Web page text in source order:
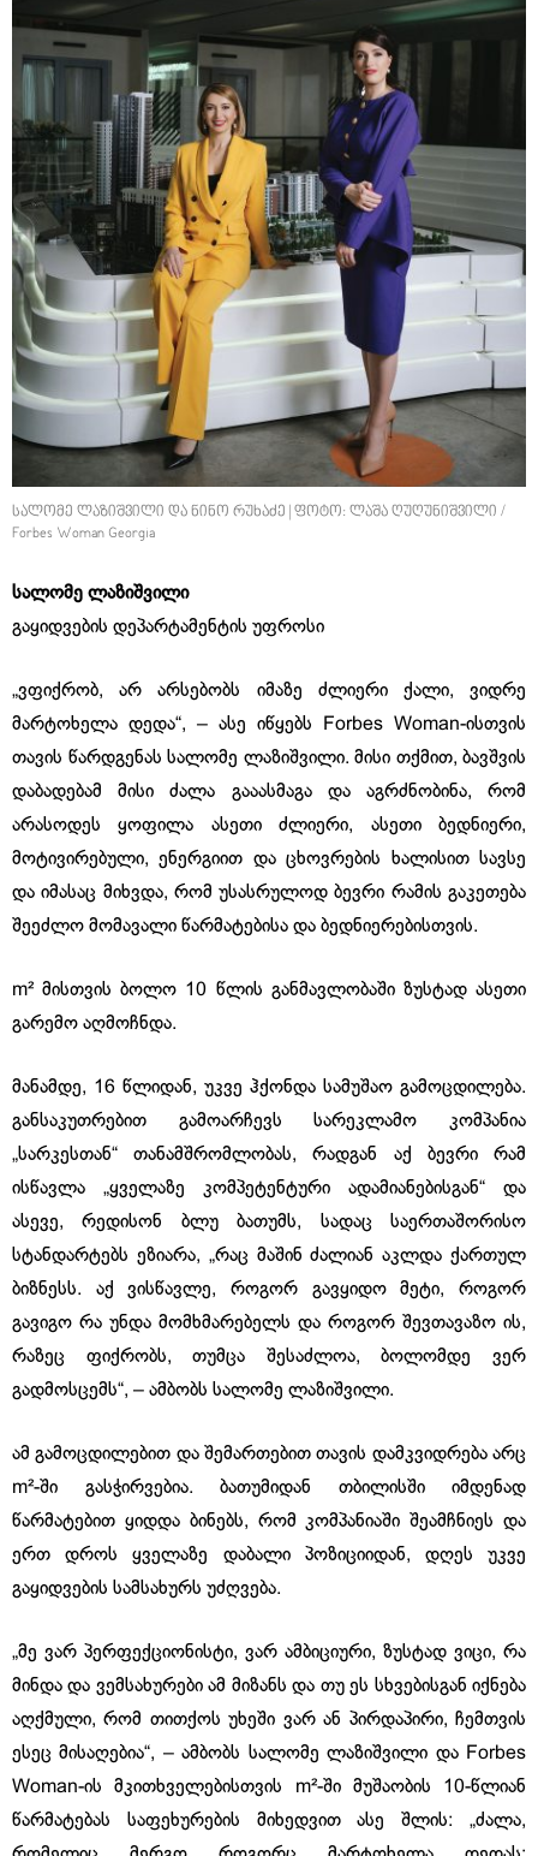
სალომე ლაზიშვილი და ნინო რუხაძე | ფოტო: ლაშა ღუღუნიშვილი /
Forbes Woman Georgia
სალომე ლაზიშვილი
გაყიდვების დეპარტამენტის უფროსი
„ვფიქრობ, არ არსებობს იმაზე ძლიერი ქალი, ვიდრე
მარტოხელა დედა“, – ასე იწყებს Forbes Woman-ისთვის
თავის წარდგენას სალომე ლაზიშვილი. მისი თქმით, ბავშვის
დაბადებამ მისი ძალა გააასმაგა და აგრძნობინა, რომ
არასოდეს ყოფილა ასეთი ძლიერი, ასეთი ბედნიერი,
მოტივირებული, ენერგიით და ცხოვრების ხალისით სავსე
და იმასაც მიხვდა, რომ უსასრულოდ ბევრი რამის გაკეთება
შეეძლო მომავალი წარმატებისა და ბედნიერებისთვის.
m² მისთვის ბოლო 10 წლის განმავლობაში ზუსტად ასეთი
გარემო აღმოჩნდა.
მანამდე, 16 წლიდან, უკვე ჰქონდა სამუშაო გამოცდილება.
განსაკუთრებით გამოარჩევს სარეკლამო კომპანია
„სარკესთან“ თანამშრომლობას, რადგან აქ ბევრი რამ
ისწავლა „ყველაზე კომპეტენტური ადამიანებისგან“ და
ასევე, რედისონ ბლუ ბათუმს, სადაც საერთაშორისო
სტანდარტებს ეზიარა, „რაც მაშინ ძალიან აკლდა ქართულ
ბიზნესს. აქ ვისწავლე, როგორ გავყიდო მეტი, როგორ
გავიგო რა უნდა მომხმარებელს და როგორ შევთავაზო ის,
რაზეც ფიქრობს, თუმცა შესაძლოა, ბოლომდე ვერ
გადმოსცემს“, – ამბობს სალომე ლაზიშვილი.
ამ გამოცდილებით და შემართებით თავის დამკვიდრება არც
m²-ში გასჭირვებია. ბათუმიდან თბილისში იმდენად
წარმატებით ყიდდა ბინებს, რომ კომპანიაში შეამჩნიეს და
ერთ დროს ყველაზე დაბალი პოზიციიდან, დღეს უკვე
გაყიდვების სამსახურს უძღვება.
„მე ვარ პერფექციონისტი, ვარ ამბიციური, ზუსტად ვიცი, რა
მინდა და ვემსახურები ამ მიზანს და თუ ეს სხვებისგან იქნება
აღქმული, რომ თითქოს უხეში ვარ ან პირდაპირი, ჩემთვის
ესეც მისაღებია“, – ამბობს სალომე ლაზიშვილი და Forbes
Woman-ის მკითხველებისთვის m²-ში მუშაობის 10-წლიან
წარმატებას საფეხურების მიხედვით ასე შლის: „ძალა,